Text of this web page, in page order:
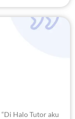
“Di Halo Tutor aku